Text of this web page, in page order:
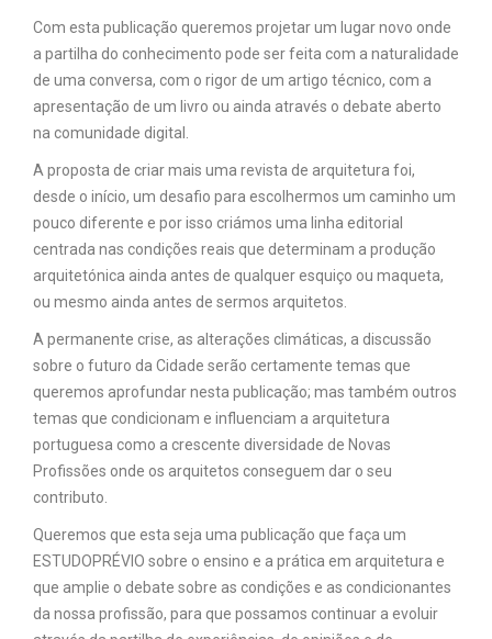
Com esta publicação queremos projetar um lugar novo onde
a partilha do conhecimento pode ser feita com a naturalidade
de uma conversa, com o rigor de um artigo técnico, com a
apresentação de um livro ou ainda através o debate aberto
na comunidade digital.
A proposta de criar mais uma revista de arquitetura foi,
desde o início, um desafio para escolhermos um caminho um
pouco diferente e por isso criámos uma linha editorial
centrada nas condições reais que determinam a produção
arquitetónica ainda antes de qualquer esquiço ou maqueta,
ou mesmo ainda antes de sermos arquitetos.
A permanente crise, as alterações climáticas, a discussão
sobre o futuro da Cidade serão certamente temas que
queremos aprofundar nesta publicação; mas também outros
temas que condicionam e influenciam a arquitetura
portuguesa como a crescente diversidade de Novas
Profissões onde os arquitetos conseguem dar o seu
contributo.
Queremos que esta seja uma publicação que faça um
ESTUDOPRÉVIO sobre o ensino e a prática em arquitetura e
que amplie o debate sobre as condições e as condicionantes
da nossa profissão, para que possamos continuar a evoluir